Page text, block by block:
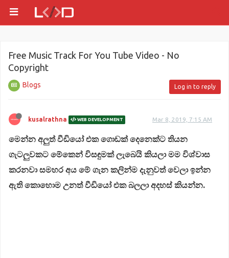
Free Music Track For You Tube Video - No
Copyright
Blogs Log in to reply
kusalrathna WEB DEVELOPMENT Mar 8, 2019, 7:15 AM
මෙන්න අලුත් වීඩියෝ එක ගොඩක් දෙනෙක්ට තියන
ගැටලුවකට මේකෙන් විසඳුමක් ලැබෙයි කියලා මම විශ්වාස
කරනවා සමහර අය මේ ගැන කලින්ම දැනුවත් වෙලා ඉන්න
ඇති කොහොම උනත් වීඩියෝ එක බලලා අදහස් කියන්න.